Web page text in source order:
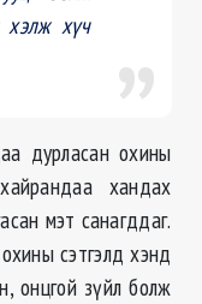
хэлж хүч
дурласан охины
хандах
мэт санагддаг.
сэтгэлд хэнд
онцгой зүйл болж